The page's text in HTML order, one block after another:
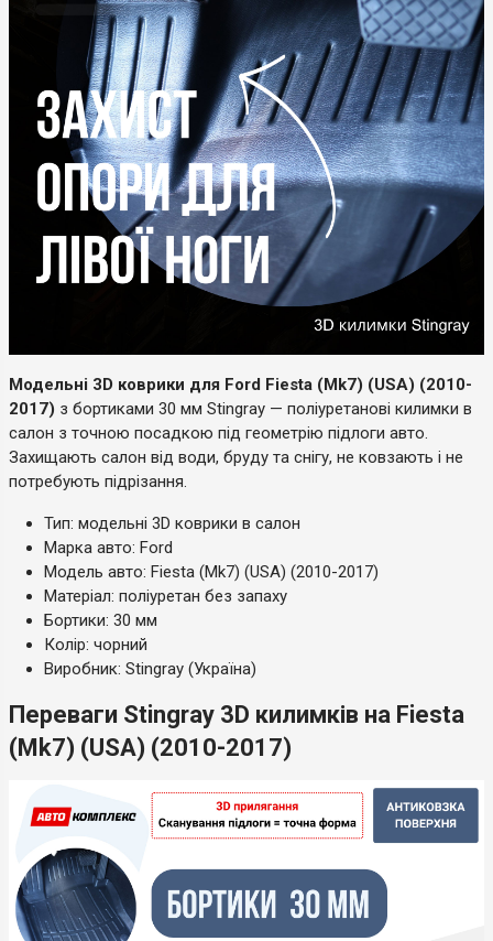
Модельні 3D коврики для Ford Fiesta (Mk7) (USA) (2010-
2017) з бортиками 30 мм Stingray — поліуретанові килимки в
салон з точною посадкою під геометрію підлоги авто.
Захищають салон від води, бруду та снігу, не ковзають і не
потребують підрізання.
Тип: модельні 3D коврики в салон
Марка авто: Ford
Модель авто: Fiesta (Mk7) (USA) (2010-2017)
Матеріал: поліуретан без запаху
Бортики: 30 мм
Колір: чорний
Виробник: Stingray (Україна)
Переваги Stingray 3D килимків на Fiesta
(Mk7) (USA) (2010-2017)